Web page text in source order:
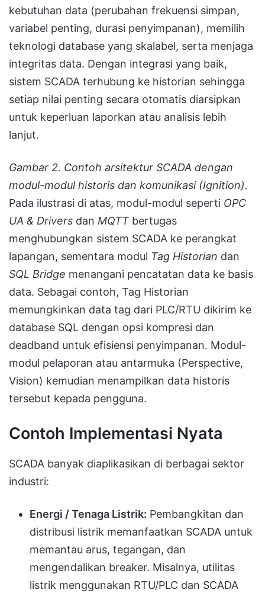
kebutuhan data (perubahan frekuensi simpan,
variabel penting, durasi penyimpanan), memilih
teknologi database yang skalabel, serta menjaga
integritas data. Dengan integrasi yang baik,
sistem SCADA terhubung ke historian sehingga
setiap nilai penting secara otomatis diarsipkan
untuk keperluan laporkan atau analisis lebih
lanjut.
Gambar 2. Contoh arsitektur SCADA dengan
modul-modul historis dan komunikasi (Ignition).
Pada ilustrasi di atas, modul-modul seperti OPC
UA & Drivers dan MQTT bertugas
menghubungkan sistem SCADA ke perangkat
lapangan, sementara modul Tag Historian dan
SQL Bridge menangani pencatatan data ke basis
data. Sebagai contoh, Tag Historian
memungkinkan data tag dari PLC/RTU dikirim ke
database SQL dengan opsi kompresi dan
deadband untuk efisiensi penyimpanan. Modul-
modul pelaporan atau antarmuka (Perspective,
Vision) kemudian menampilkan data historis
tersebut kepada pengguna.
Contoh Implementasi Nyata
SCADA banyak diaplikasikan di berbagai sektor
industri:
Energi / Tenaga Listrik: Pembangkitan dan
distribusi listrik memanfaatkan SCADA untuk
memantau arus, tegangan, dan
mengendalikan breaker. Misalnya, utilitas
listrik menggunakan RTU/PLC dan SCADA